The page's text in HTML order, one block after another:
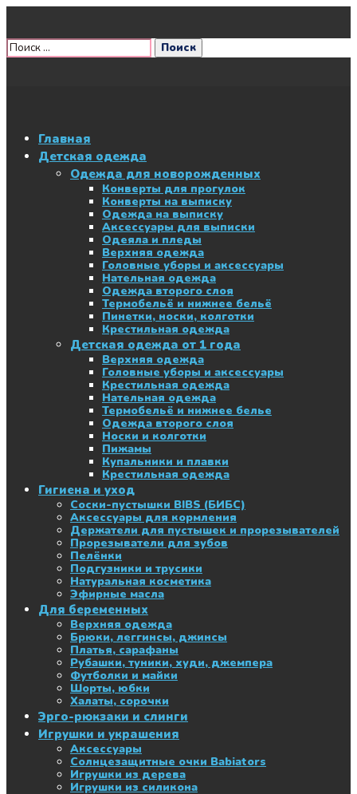
Главная
Детская одежда
Одежда для новорожденных
Конверты для прогулок
Конверты на выписку
Одежда на выписку
Аксессуары для выписки
Одеяла и пледы
Верхняя одежда
Головные уборы и аксессуары
Нательная одежда
Одежда второго слоя
Термобельё и нижнее бельё
Пинетки, носки, колготки
Крестильная одежда
Детская одежда от 1 года
Верхняя одежда
Головные уборы и аксессуары
Крестильная одежда
Нательная одежда
Термобельё и нижнее белье
Одежда второго слоя
Носки и колготки
Пижамы
Купальники и плавки
Крестильная одежда
Гигиена и уход
Соски-пустышки BIBS (БИБС)
Аксессуары для кормления
Держатели для пустышек и прорезывателей
Прорезыватели для зубов
Пелёнки
Подгузники и трусики
Натуральная косметика
Эфирные масла
Для беременных
Верхняя одежда
Брюки, леггинсы, джинсы
Платья, сарафаны
Рубашки, туники, худи, джемпера
Футболки и майки
Шорты, юбки
Халаты, сорочки
Эрго-рюкзаки и слинги
Игрушки и украшения
Аксессуары
Солнцезащитные очки Babiators
Игрушки из дерева
Игрушки из силикона